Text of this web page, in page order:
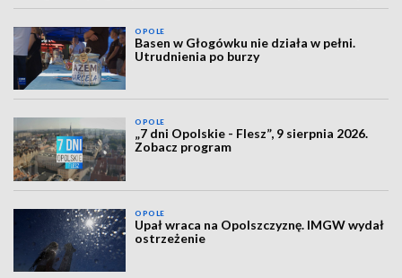
OPOLE
Basen w Głogówku nie działa w pełni.
Utrudnienia po burzy
OPOLE
„7 dni Opolskie - Flesz”, 9 sierpnia 2026.
Zobacz program
OPOLE
Upał wraca na Opolszczyznę. IMGW wydał
ostrzeżenie